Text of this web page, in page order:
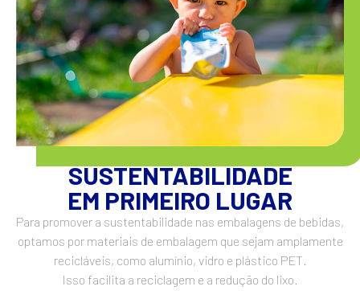
SUSTENTABILIDADE
EM PRIMEIRO LUGAR
Para promover a sustentabilidade nas embalagens de bebidas,
optamos por materiais de embalagem que sejam amplamente
recicláveis, como alumínio, vidro e plástico PET.
Isso facilita a reciclagem e a redução do lixo.